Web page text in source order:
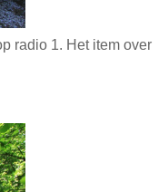
radio 1. Het item over